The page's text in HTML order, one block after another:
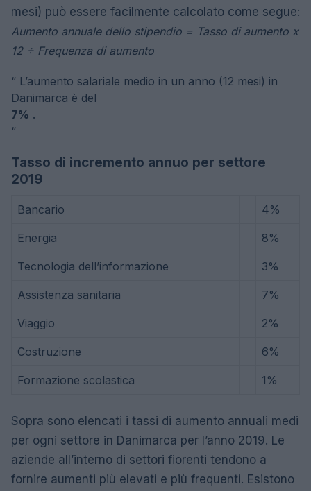
mesi) può essere facilmente calcolato come segue:
Aumento annuale dello stipendio = Tasso di aumento x
12 ÷ Frequenza di aumento
“ L’aumento salariale medio in un anno (12 mesi) in
Danimarca è del
7% .
“
Tasso di incremento annuo per settore
2019
Bancario 4%
Energia 8%
Tecnologia dell’informazione 3%
Assistenza sanitaria 7%
Viaggio 2%
Costruzione 6%
Formazione scolastica 1%
Sopra sono elencati i tassi di aumento annuali medi
per ogni settore in Danimarca per l’anno 2019. Le
aziende all’interno di settori fiorenti tendono a
fornire aumenti più elevati e più frequenti. Esistono